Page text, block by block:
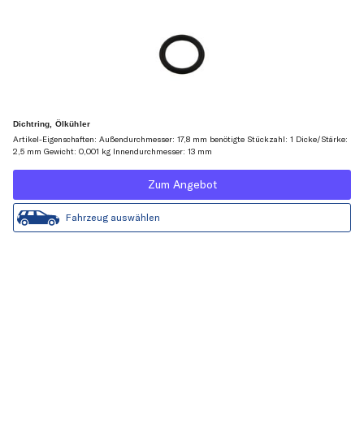
Dichtring, Ölkühler
Artikel-Eigenschaften: Außendurchmesser: 17,8 mm benötigte Stückzahl: 1 Dicke/Stärke:
2,5 mm Gewicht: 0,001 kg Innendurchmesser: 13 mm
Zum Angebot
Fahrzeug auswählen